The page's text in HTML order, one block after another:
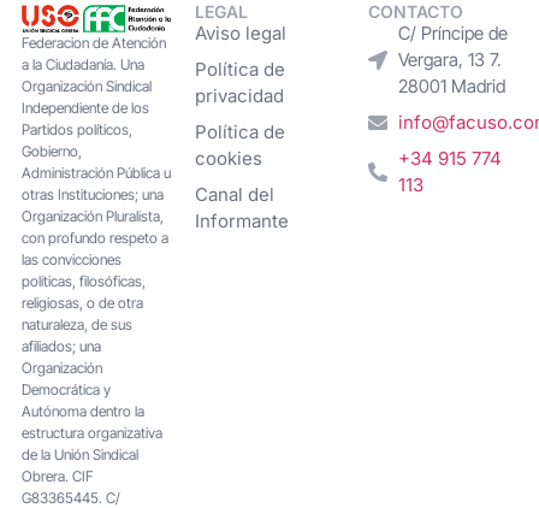
Federacion de Atención
a la Ciudadanía. Una
Organización Sindical
Independiente de los
Partidos políticos,
Gobierno,
Administración Pública u
otras Instituciones; una
Organización Pluralista,
con profundo respeto a
las convicciones
políticas, filosóficas,
religiosas, o de otra
naturaleza, de sus
afiliados; una
Organización
Democrática y
Autónoma dentro la
estructura organizativa
de la Unión Sindical
Obrera. CIF
G83365445. C/
LEGAL
Aviso legal
Política de
privacidad
Política de
cookies
Canal del
Informante
CONTACTO
C/ Príncipe de
Vergara, 13 7.
28001 Madrid
+34 915 774
113